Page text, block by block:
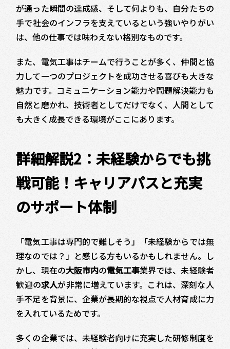
が通った瞬間の達成感、そして何よりも、自分たちの
手で社会のインフラを支えているという強いやりがい
は、他の仕事では味わえない格別なものです。
また、電気工事はチームで行うことが多く、仲間と協
力して一つのプロジェクトを成功させる喜びも大きな
魅力です。コミュニケーション能力や問題解決能力も
自然と磨かれ、技術者としてだけでなく、人間として
も大きく成長できる環境がここにあります。
詳細解説2：未経験からでも挑
戦可能！キャリアパスと充実
のサポート体制
「電気工事は専門的で難しそう」「未経験からでは無
理なのでは？」と感じる方もいるかもしれません。し
かし、現在の大阪市内の電気工事業界では、未経験者
歓迎の求人が非常に増えています。これは、深刻な人
手不足を背景に、企業が長期的な視点で人材育成に力
を入れているためです。
多くの企業では、未経験者向けに充実した研修制度を